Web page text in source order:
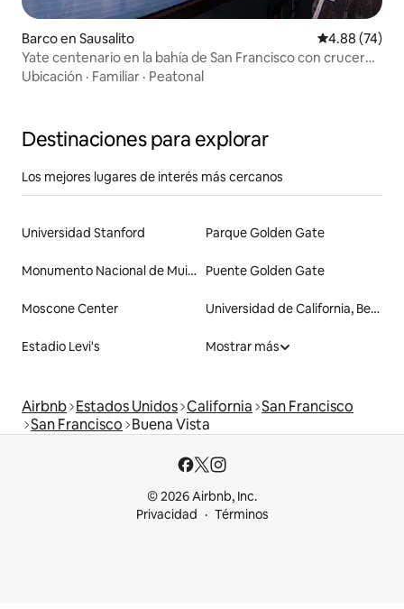
Barco en Sausalito Calificación
4.88 (74)
Yate centenario en la bahía de San Francisco con crucero
opcional
Ubicación · Familiar · Peatonal
Destinaciones para explorar
Los mejores lugares de interés más cercanos
Universidad Stanford Parque Golden Gate
Monumento Nacional de Muir Woods Puente Golden Gate
Moscone Center Universidad de California, Berkeley
Estadio Levi's Mostrar más
Airbnb Estados Unidos California San Francisco
San Francisco Buena Vista
© 2026 Airbnb, Inc.
Privacidad
Términos